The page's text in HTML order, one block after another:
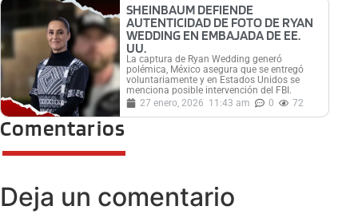
SHEINBAUM DEFIENDE
AUTENTICIDAD DE FOTO DE RYAN
WEDDING EN EMBAJADA DE EE.
UU.
La captura de Ryan Wedding generó
polémica, México asegura que se entregó
voluntariamente y en Estados Unidos se
menciona posible intervención del FBI.
27 enero, 2026 11:43 am 0 72
Comentarios
Deja un comentario